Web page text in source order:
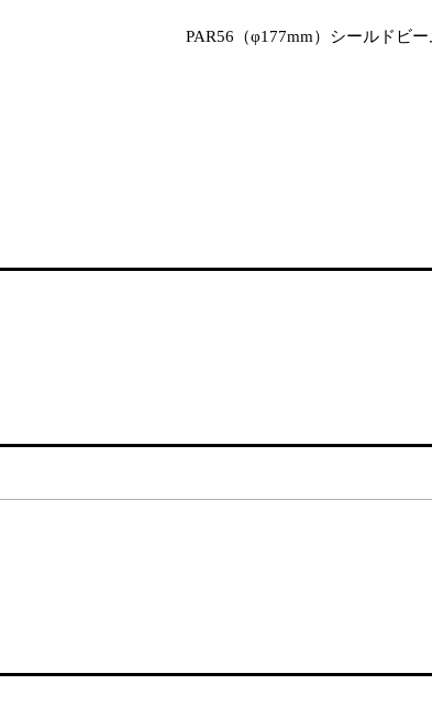
PAR56（φ177mm）シールドビ